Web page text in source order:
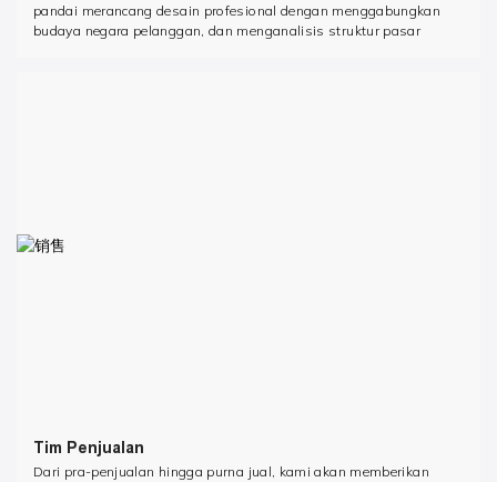
pandai merancang desain profesional dengan menggabungkan
budaya negara pelanggan, dan menganalisis struktur pasar
Tim Penjualan
Dari pra-penjualan hingga purna jual, kami akan memberikan